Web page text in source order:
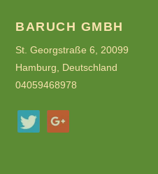
BARUCH GMBH
St. Georgstraße 6, 20099
Hamburg, Deutschland
04059468978